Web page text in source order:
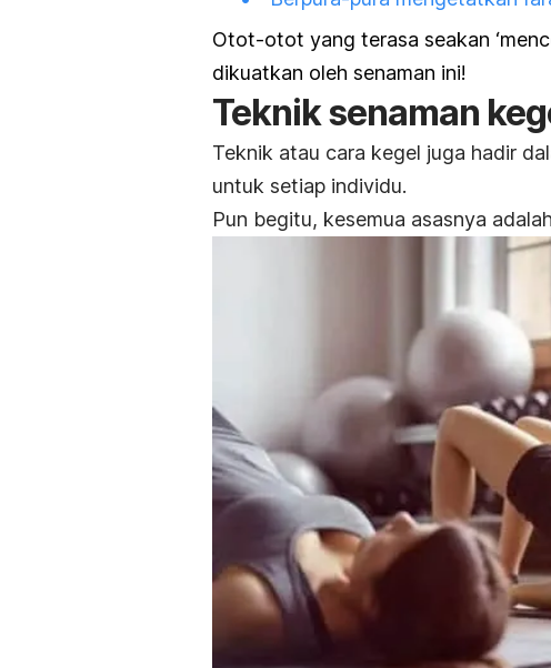
Otot-otot yang terasa seakan
dikuatkan oleh senaman ini!
Teknik senaman
Teknik atau cara kegel juga hadir
untuk setiap individu.
Pun begitu, kesemua asasnya